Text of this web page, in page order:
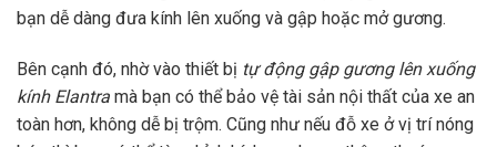
bạn dễ dàng đưa kính lên xuống và gập hoặc mở gương.
Bên cạnh đó, nhờ vào thiết bị tự động gập gương lên xuống
kính Elantra mà bạn có thể bảo vệ tài sản nội thất của xe an
toàn hơn, không dễ bị trộm. Cũng như nếu đỗ xe ở vị trí nóng